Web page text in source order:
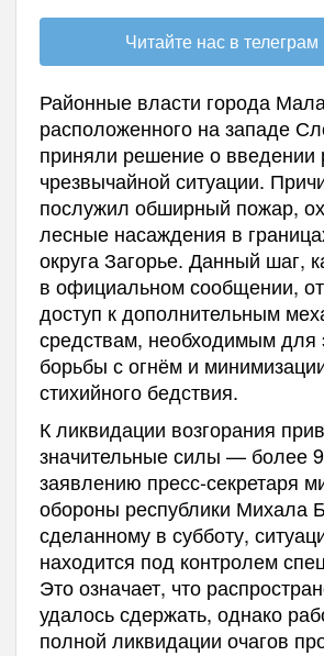
Читайте нас в телеграм
Районные власти города
расположенного на западе
приняли решение о введении
чрезвычайной ситуации.
послужил обширный пожар,
лесные насаждения в
округа Загорье. Данный шаг,
в официальном сообщении,
доступ к дополнительным
средствам, необходимым
борьбы с огнём и
стихийного бедствия.
К ликвидации возгорания
значительные силы — более
заявлению пресс-секретаря
обороны республики Михала
сделанному в субботу,
находится под контролем
Это означает, что
удалось сдержать, однако
полной ликвидации очагов